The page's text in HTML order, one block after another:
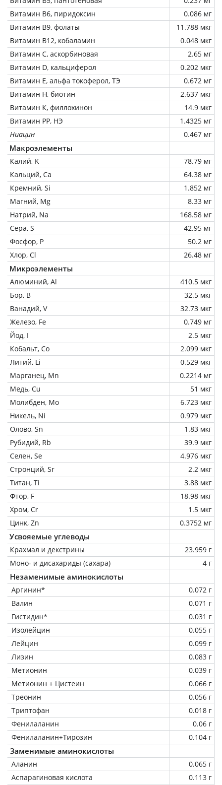
Витамин В6, пиридоксин
0.086 мг
Витамин В9, фолаты
11.788 мкг
Витамин В12, кобаламин
0.048 мкг
Витамин C, аскорбиновая
2.65 мг
Витамин D, кальциферол
0.202 мкг
Витамин Е, альфа токоферол, ТЭ
0.672 мг
Витамин Н, биотин
2.637 мкг
Витамин К, филлохинон
14.9 мкг
Витамин РР, НЭ
1.4325 мг
Ниацин
0.467 мг
Макроэлементы
Калий, K
78.79 мг
Кальций, Ca
64.38 мг
Кремний, Si
1.852 мг
Магний, Mg
8.33 мг
Натрий, Na
168.58 мг
Сера, S
42.95 мг
Фосфор, P
50.2 мг
Хлор, Cl
26.48 мг
Микроэлементы
Алюминий, Al
410.5 мкг
Бор, B
32.5 мкг
Ванадий, V
32.73 мкг
Железо, Fe
0.749 мг
Йод, I
2.5 мкг
Кобальт, Co
2.099 мкг
Литий, Li
0.529 мкг
Марганец, Mn
0.2214 мг
Медь, Cu
51 мкг
Молибден, Mo
6.723 мкг
Никель, Ni
0.979 мкг
Олово, Sn
1.83 мкг
Рубидий, Rb
39.9 мкг
Селен, Se
4.976 мкг
Стронций, Sr
2.2 мкг
Титан, Ti
3.88 мкг
Фтор, F
18.98 мкг
Хром, Cr
1.5 мкг
Цинк, Zn
0.3752 мг
Усвояемые углеводы
Крахмал и декстрины
23.959 г
Моно- и дисахариды (сахара)
4 г
Незаменимые аминокислоты
Аргинин*
0.072 г
Валин
0.071 г
Гистидин*
0.031 г
Изолейцин
0.055 г
Лейцин
0.099 г
Лизин
0.083 г
Метионин
0.039 г
Метионин + Цистеин
0.066 г
Треонин
0.056 г
Триптофан
0.018 г
Фенилаланин
0.06 г
Фенилаланин+Тирозин
0.104 г
Заменимые аминокислоты
Аланин
0.065 г
Аспарагиновая кислота
0.113 г